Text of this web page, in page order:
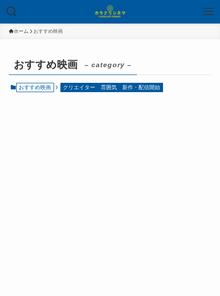
ホーム おすすめ映画
おすすめ映画 – category –
おすすめ映画 クリエイター 雰囲気 新作・配信開始